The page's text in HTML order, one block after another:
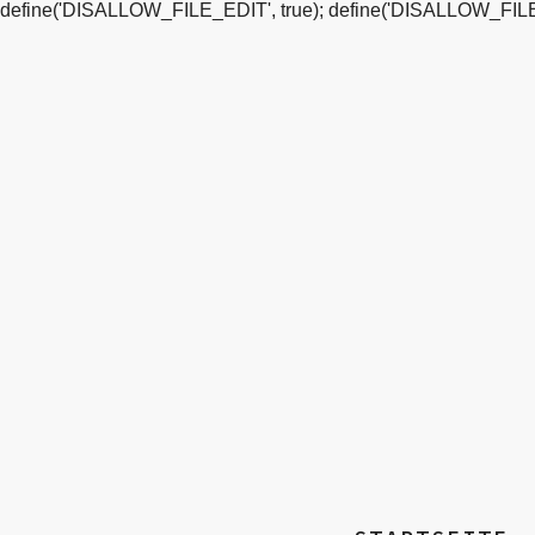
define('DISALLOW_FILE_EDIT', true);